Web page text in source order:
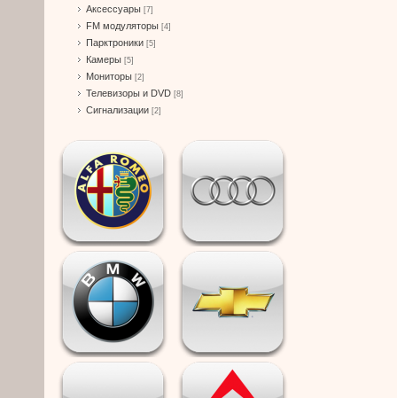
Аксессуары [7]
FM модуляторы [4]
Парктроники [5]
Камеры [5]
Мониторы [2]
Телевизоры и DVD [8]
Сигнализации [2]